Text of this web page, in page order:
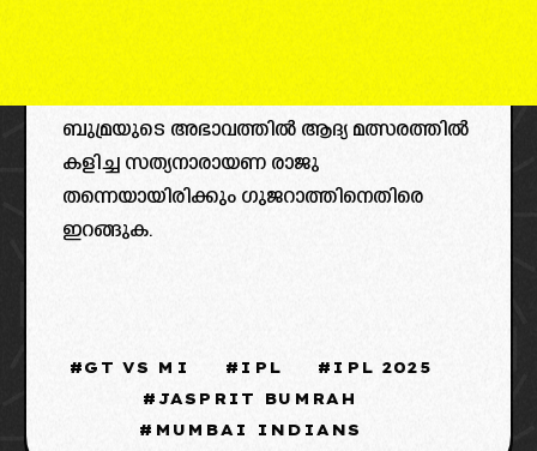
ബുമ്രയുടെ അഭാവത്തിൽ ആദ്യ മത്സരത്തിൽ
കളിച്ച സത്യനാരായണ രാജു
തന്നെയായിരിക്കും ഗുജറാത്തിനെതിരെ
ഇറങ്ങുക.
GT VS MI IPL
IPL 2025
JASPRIT BUMRAH
MUMBAI INDIANS